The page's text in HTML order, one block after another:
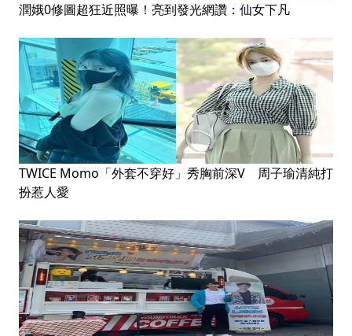
潤娥0修圖超狂近照曝！亮到發光網讚：仙女下凡
TWICE Momo「外套不穿好」秀胸前深V 周子瑜清純打
扮惹人愛